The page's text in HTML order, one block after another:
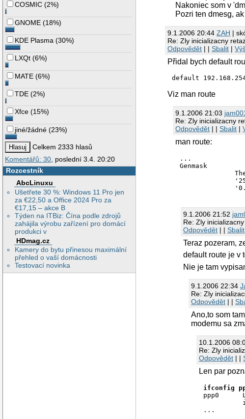
COSMIC (2%)
GNOME (18%)
KDE Plasma (30%)
LXQt (6%)
MATE (6%)
TDE (2%)
Xfce (15%)
jiné/žádné (23%)
Celkem 2333 hlasů
Komentářů: 30, poslední 3.4. 20:20
Rozcestník
AbcLinuxu
Ušetřete 30 %: Windows 11 Pro jen
za €22,50 a Office 2024 Pro za
€17,15 – akce B
Týden na ITBiz: Čína podle zdrojů
zahájila výrobu zařízení pro domácí
produkci v
HDmag.cz
Kamery do bytu přinesou maximální
přehled o vaší domácnosti
Testovací novinka
Nakoniec som v
Pozri ten dmesg,
9.1.2006 20:44ZAH |
Re: Zly inicializacny
Odpovědět | |Sbalit |
Přidal bych default
Viz man route
9.1.2006 21:03
Re: Zly inicializacny
Odpovědět | |Sbalit |
man route:
...
Genmask
9.1.2006 21:52
Re: Zly
Odpovědět | |Sbalit
Teraz pozeram,
default route je v
Nie je tam
9.1.2006 22:34
Re: Zly
Odpovědět | |
Ano,to som
modemu sa
10.1.2006
Re: Zly
Odpovědět | |
Len par
ifconfig
ppp0
...